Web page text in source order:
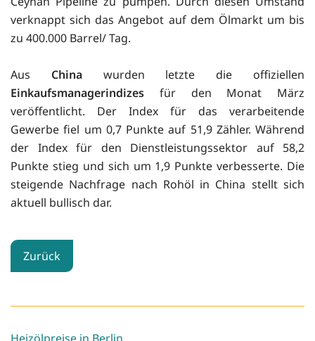
verknappt sich das Angebot auf dem Ölmarkt um bis
zu 400.000 Barrel/ Tag.
Aus Chinawurden letzte die offiziellen
Einkaufsmanagerindizes für den Monat März
veröffentlicht. Der Index für das verarbeitende
Gewerbe fiel um 0,7 Punkte auf 51,9 Zähler. Während
der Index für den Dienstleistungssektor auf 58,2
Punkte stieg und sich um 1,9 Punkte verbesserte. Die
steigende Nachfrage nach Rohöl in China stellt sich
aktuell bullisch dar.
Zurück
Heizölpreise in Berlin